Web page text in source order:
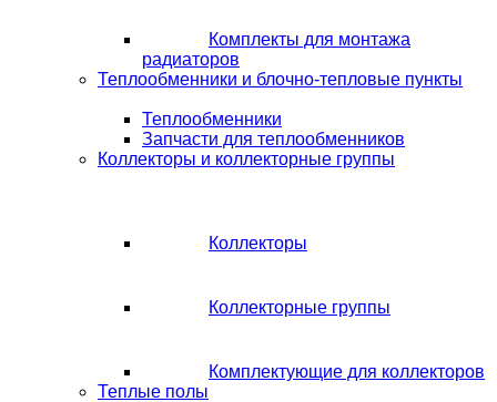
Комплекты для монтажа
радиаторов
Теплообменники и блочно-тепловые пункты
Теплообменники
Запчасти для теплообменников
Коллекторы и коллекторные группы
Коллекторы
Коллекторные группы
Комплектующие для коллекторов
Теплые полы